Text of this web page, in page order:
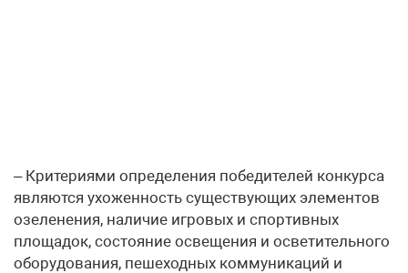
– Критериями определения победителей конкурса
являются ухоженность существующих элементов
озеленения, наличие игровых и спортивных
площадок, состояние освещения и осветительного
оборудования, пешеходных коммуникаций и